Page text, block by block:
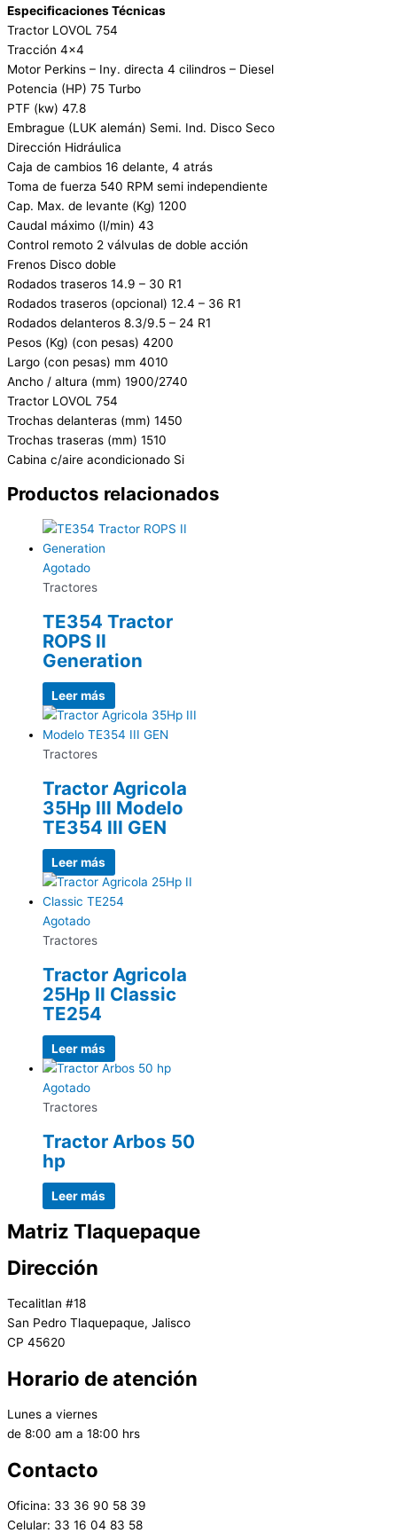
Especificaciones Técnicas
Tractor LOVOL 754
Tracción 4×4
Motor Perkins – Iny. directa 4 cilindros – Diesel
Potencia (HP) 75 Turbo
PTF (kw) 47.8
Embrague (LUK alemán) Semi. Ind. Disco Seco
Dirección Hidráulica
Caja de cambios 16 delante, 4 atrás
Toma de fuerza 540 RPM semi independiente
Cap. Max. de levante (Kg) 1200
Caudal máximo (l/min) 43
Control remoto 2 válvulas de doble acción
Frenos Disco doble
Rodados traseros 14.9 – 30 R1
Rodados traseros (opcional) 12.4 – 36 R1
Rodados delanteros 8.3/9.5 – 24 R1
Pesos (Kg) (con pesas) 4200
Largo (con pesas) mm 4010
Ancho / altura (mm) 1900/2740
Tractor LOVOL 754
Trochas delanteras (mm) 1450
Trochas traseras (mm) 1510
Cabina c/aire acondicionado Si
Productos relacionados
Agotado
Tractores
TE354 Tractor
ROPS II
Generation
Leer más
Tractores
Tractor Agricola
35Hp III Modelo
TE354 III GEN
Leer más
Agotado
Tractores
Tractor Agricola
25Hp II Classic
TE254
Leer más
Agotado
Tractores
Tractor Arbos 50
hp
Leer más
Matriz Tlaquepaque
Dirección
Tecalitlan #18
San Pedro Tlaquepaque, Jalisco
CP 45620
Horario de atención
Lunes a viernes
de 8:00 am a 18:00 hrs
Contacto
Oficina: 33 36 90 58 39
Celular: 33 16 04 83 58